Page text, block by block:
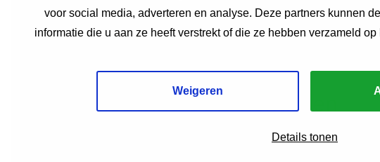
voor social media, adverteren en analyse. Deze partners kunnen
informatie die u aan ze heeft verstrekt of die ze hebben verzameld
Weigeren
Details tonen
Vernieuwing JGZ-richtlijnen
2023–2026: 8 nieuwe en